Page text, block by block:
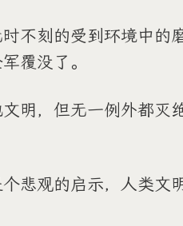
不刻的受到环境中的
覆没了。
明，但无一例外都灭
悲观的启示，人类文